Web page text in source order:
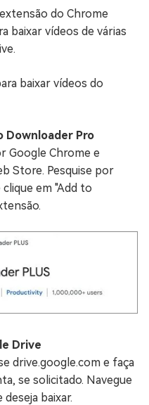
do Chrome
baixar vídeos de várias
baixar vídeos do
Downloader Pro
Google Chrome e
Store. Pesquise por
em "Add to
Drive
drive.google.com e faça
se solicitado. Navegue
baixar.